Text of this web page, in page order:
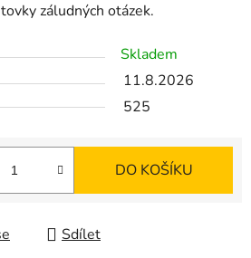
záludných otázek.
Skladem
11.8.2026
525
DO KOŠÍKU
Sdílet